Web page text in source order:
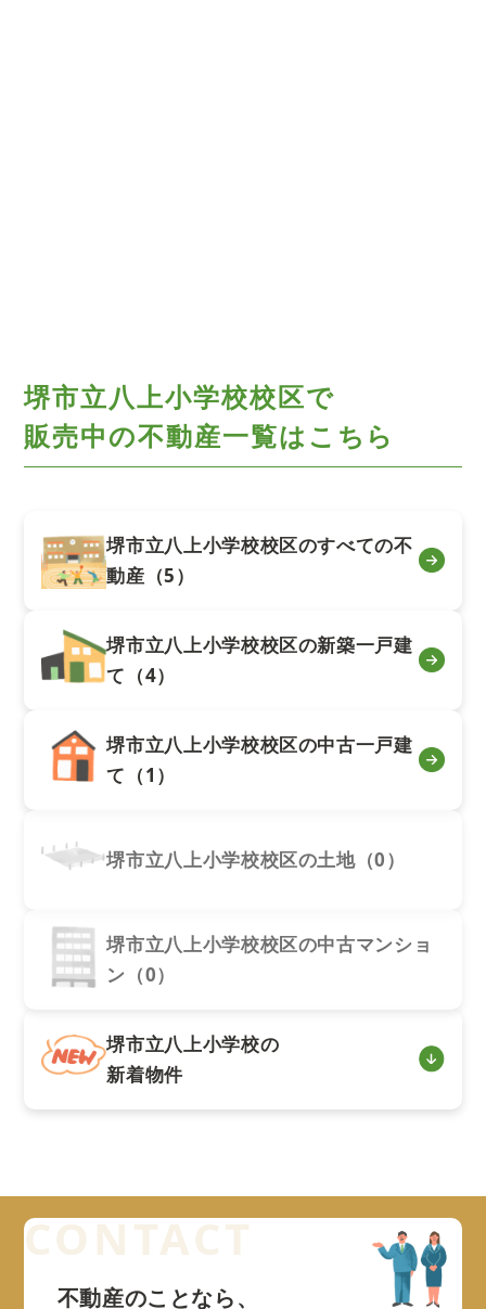
堺市立八上小学校校区で
販売中の不動産一覧はこちら
堺市立八上小学校校区のすべての不
動産（5）
堺市立八上小学校校区の新築一戸建
て（4）
堺市立八上小学校校区の中古一戸建
て（1）
堺市立八上小学校校区の土地（0）
堺市立八上小学校校区の中古マンショ
ン（0）
堺市立八上小学校の
新着物件
不動産のことなら、